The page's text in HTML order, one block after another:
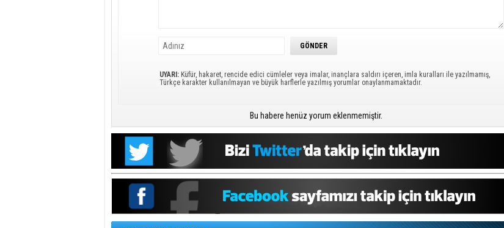
UYARI: Küfür, hakaret, rencide edici cümleler veya imalar, inançlara saldırı içeren, imla kuralları ile yazılmamış,
Türkçe karakter kullanılmayan ve büyük harflerle yazılmış yorumlar onaylanmamaktadır.
Bu habere henüz yorum eklenmemiştir.